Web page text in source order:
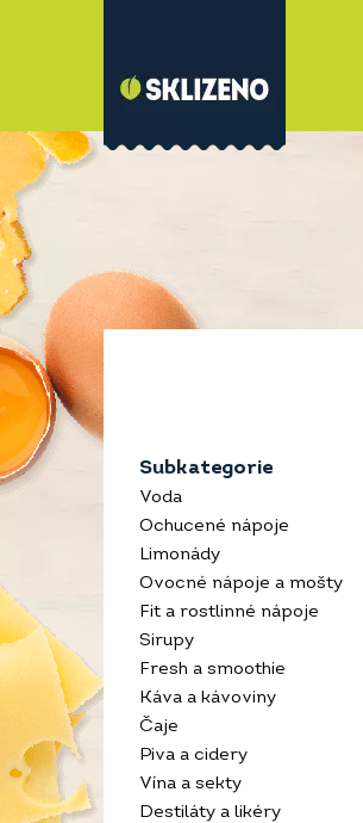
Subkategorie
Voda
Ochucené nápoje
Limonády
Ovocné nápoje a mošty
Fit a rostlinné nápoje
Sirupy
Fresh a smoothie
Káva a kávoviny
Čaje
Piva a cidery
Vína a sekty
Destiláty a likéry